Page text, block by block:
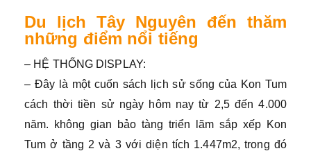
Du lịch Tây Nguyên đến thăm
những điểm nổi tiếng
– HỆ THỐNG DISPLAY:
– Đây là một cuốn sách lịch sử sống của Kon Tum
cách thời tiền sử ngày hôm nay từ 2,5 đến 4.000
năm. không gian bảo tàng triển lãm sắp xếp Kon
Tum ở tầng 2 và 3 với diện tích 1.447m2, trong đó